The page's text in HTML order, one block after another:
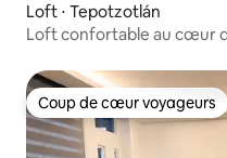
Loft ⋅ Tepotzotlán
Loft confortable au cœur
Coup de cœur voyageurs
Coup de cœur voyageurs